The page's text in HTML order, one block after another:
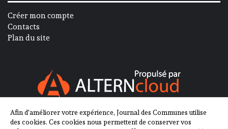
Créer mon compte
Contacts
Plan du site
SUIVEZ-NOUS SUR
Afin d'améliorer votre expérience, Journal des Communes utilise
des cookies. Ces cookies nous permettent de conserver vos